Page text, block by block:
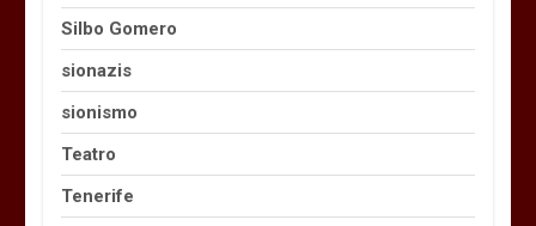
Silbo Gomero
sionazis
sionismo
Teatro
Tenerife